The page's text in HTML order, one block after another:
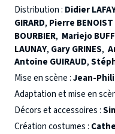
générations, la pièce
théâtral qui mêle
un style où Molière se
d’Harpagon et celui
personnages. Mais le
tout, de réussir à faire
principal odieux,
avare.
Distribution : Didier
GIRARD, Pierre BENOIST
BOURBIER, Mariejo
LAUNAY, Gary GRINES,
Antoine GUIRAUD,
Mise en scène :Jean-
Adaptation et mise en
Décors et accessoires :
Création costumes :